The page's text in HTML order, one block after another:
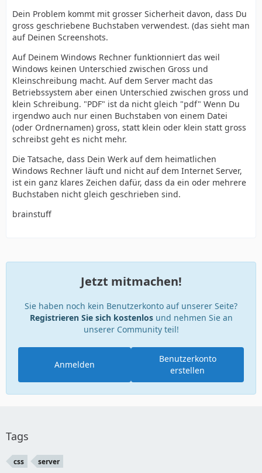
Dein Problem kommt mit grosser Sicherheit davon, dass Du
gross geschriebene Buchstaben verwendest. (das sieht man
auf Deinen Screenshots.
Auf Deinem Windows Rechner funktionniert das weil
Windows keinen Unterschied zwischen Gross und
Kleinschreibung macht. Auf dem Server macht das
Betriebssystem aber einen Unterschied zwischen gross und
klein Schreibung. "PDF" ist da nicht gleich "pdf" Wenn Du
irgendwo auch nur einen Buchstaben von einem Datei
(oder Ordnernamen) gross, statt klein oder klein statt gross
schreibst geht es nicht mehr.
Die Tatsache, dass Dein Werk auf dem heimatlichen
Windows Rechner läuft und nicht auf dem Internet Server,
ist ein ganz klares Zeichen dafür, dass da ein oder mehrere
Buchstaben nicht gleich geschrieben sind.
brainstuff
Jetzt mitmachen!
Sie haben noch kein Benutzerkonto auf unserer Seite?
Registrieren Sie sich kostenlosund nehmen Sie an
unserer Community teil!
Benutzerkonto
erstellen
Anmelden
Tags
css server